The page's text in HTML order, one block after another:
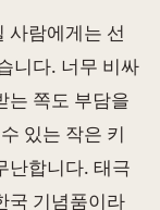
사람에게는 선
니다. 너무 비싸
는 쪽도 부담을
있는 작은 키
난합니다. 태극
국 기념품이라